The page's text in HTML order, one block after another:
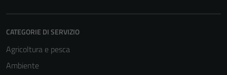
CATEGORIE DI SERVIZIO
Agricoltura e pesca
Ambiente